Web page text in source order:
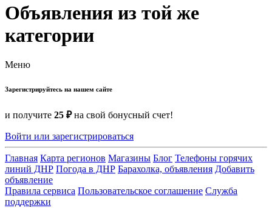
Объявления из той же
категории
Меню
Зарегистрируйтесь на нашем сайте
и получите 25 ₽на свой бонусный счет!
Войти или зарегистрироваться
Главная Карта регионов Магазины Блог Телефоны горячих
линий ДНР Погода в ДНР Барахолка, объявления Добавить
объявление
Правила сервиса Пользовательское соглашение Служба
поддержки